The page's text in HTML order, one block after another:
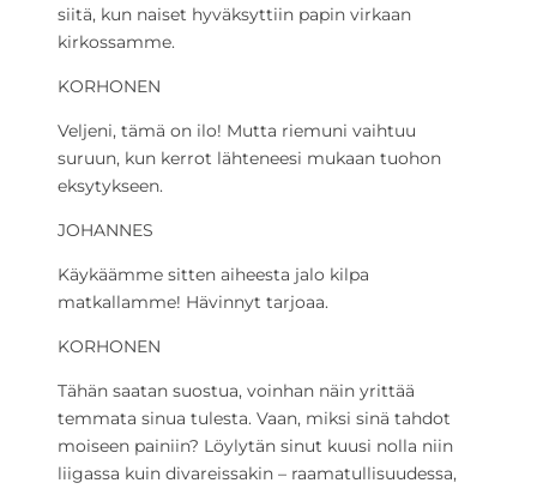
siitä, kun naiset hyväksyttiin papin virkaan
kirkossamme.
KORHONEN
Veljeni, tämä on ilo! Mutta riemuni vaihtuu
suruun, kun kerrot lähteneesi mukaan tuohon
eksytykseen.
JOHANNES
Käykäämme sitten aiheesta jalo kilpa
matkallamme! Hävinnyt tarjoaa.
KORHONEN
Tähän saatan suostua, voinhan näin yrittää
temmata sinua tulesta. Vaan, miksi sinä tahdot
moiseen painiin? Löylytän sinut kuusi nolla niin
liigassa kuin divareissakin – raamatullisuudessa,